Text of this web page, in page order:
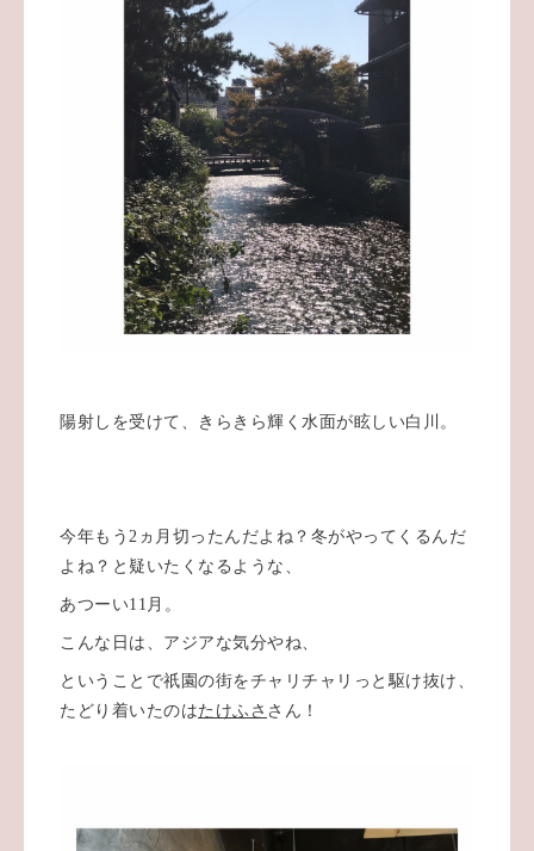
陽射しを受けて、きらきら輝く水面が眩しい白川。
今年もう2ヵ月切ったんだよね？冬がやってくるんだ
よね？と疑いたくなるような、
あつーい11月。
こんな日は、アジアな気分やね、
ということで祇園の街をチャリチャリっと駆け抜け、
たどり着いたのはたけふさ さん！